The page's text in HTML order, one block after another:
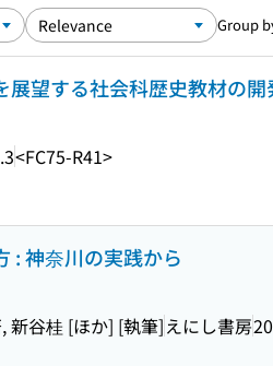
Group
展望する社会科歴史教材の開
<FC75-R41>
: 神奈川の実践から
新谷桂 [ほか] [執筆] えにし書房